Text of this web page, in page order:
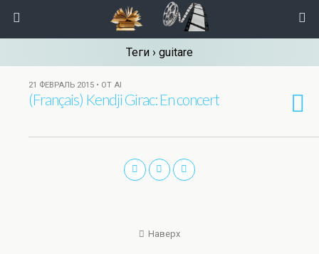
Теги › guitare
21 ФЕВРАЛЬ 2015 • ОТ AI
(Français) Kendji Girac: En concert
Наверх